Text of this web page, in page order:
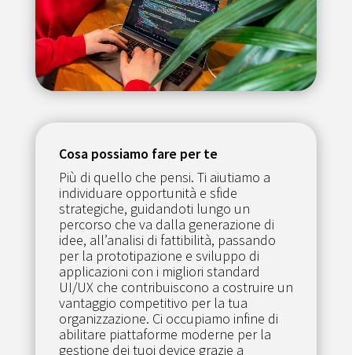
Cosa possiamo fare per te
Più di quello che pensi. Ti aiutiamo a
individuare opportunità e sfide
strategiche, guidandoti lungo un
percorso che va dalla generazione di
idee, all’analisi di fattibilità, passando
per la prototipazione e sviluppo di
applicazioni con i migliori standard
UI/UX che contribuiscono a costruire un
vantaggio competitivo per la tua
organizzazione. Ci occupiamo infine di
abilitare piattaforme moderne per la
gestione dei tuoi device grazie a